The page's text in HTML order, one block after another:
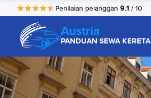
Penilaian pelanggan 9.1 / 10
Austria
PANDUAN SEWA KERETA